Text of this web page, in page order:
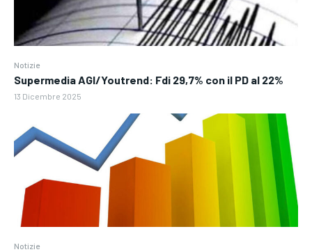
Notizie
Supermedia AGI/Youtrend: Fdi 29,7% con il PD al 22%
13 Dicembre 2025
Notizie